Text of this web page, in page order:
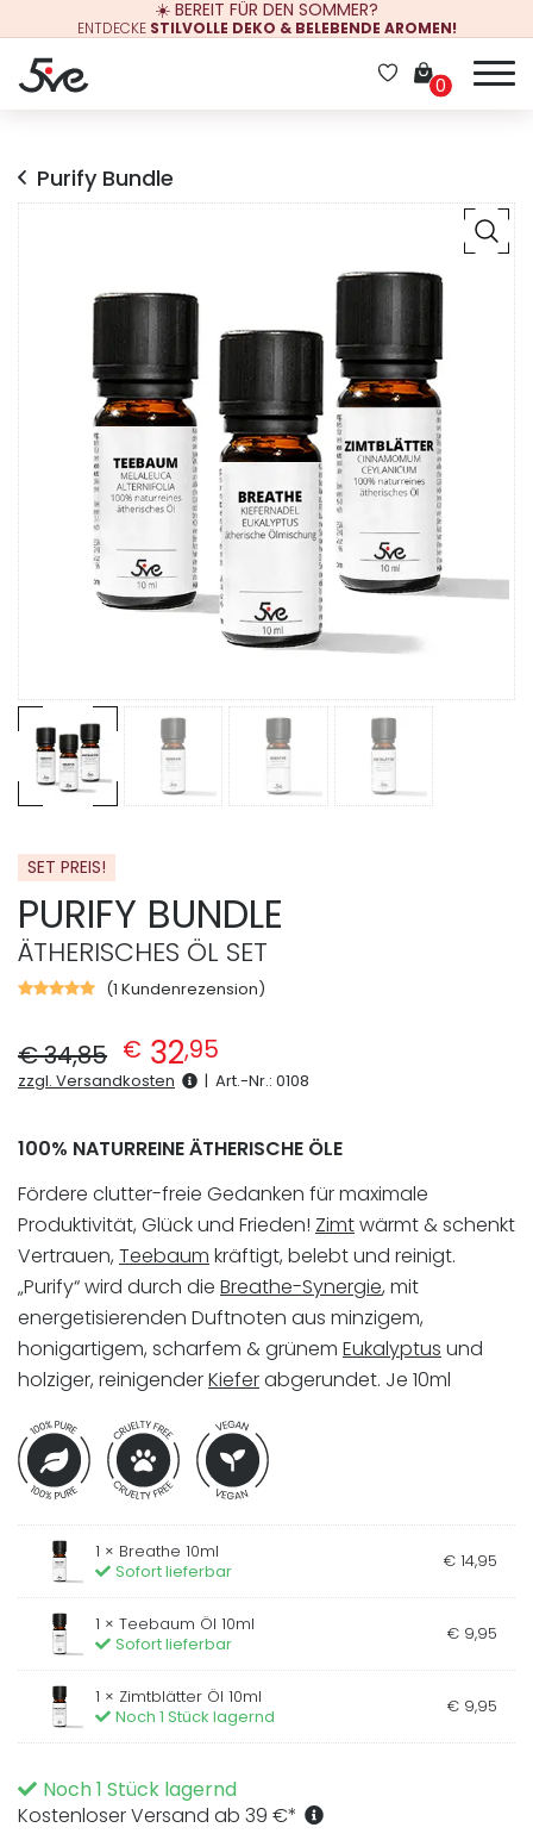
☀️ BEREIT FÜR DEN SOMMER?
ENTDECKE STILVOLLE DEKO & BELEBENDE AROMEN!
0
Purify Bundle
SET PREIS!
PURIFY BUNDLE
ÄTHERISCHES ÖL SET
Bewertet
5,
basierend
auf
(1 Kundenrezension)
€34,85
Ursprünglicher Preis war: € 34,85
€ 32,95
zzgl. Versandkosten | Art.-Nr.: 0108
100% NATURREINE ÄTHERISCHE ÖLE
Fördere clutter-freie Gedanken für maximale
Produktivität, Glück und Frieden! Zimtwärmt & schenkt
Vertrauen, Teebaum kräftigt, belebt und reinigt.
„Purify“ wird durch die Breathe-Synergie, mit
energetisierenden Duftnoten aus minzigem,
honigartigem, scharfem & grünem Eukalyptus und
holziger, reinigenderKieferabgerundet. Je 10ml
1 × Breathe 10ml
Sofort lieferbar
€ 14,95
1 × Teebaum Öl 10ml
Sofort lieferbar
€ 9,95
1 × Zimtblätter Öl 10ml
Noch 1 Stück lagernd
€ 9,95
Noch 1 Stück lagernd
Kostenloser Versand ab 39 €*